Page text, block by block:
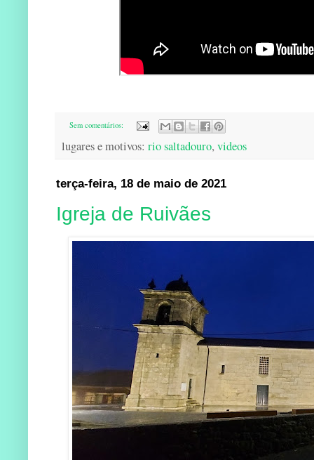
Sem comentários:
lugares e motivos: rio saltadouro, videos
terça-feira, 18 de maio de 2021
Igreja de Ruivães